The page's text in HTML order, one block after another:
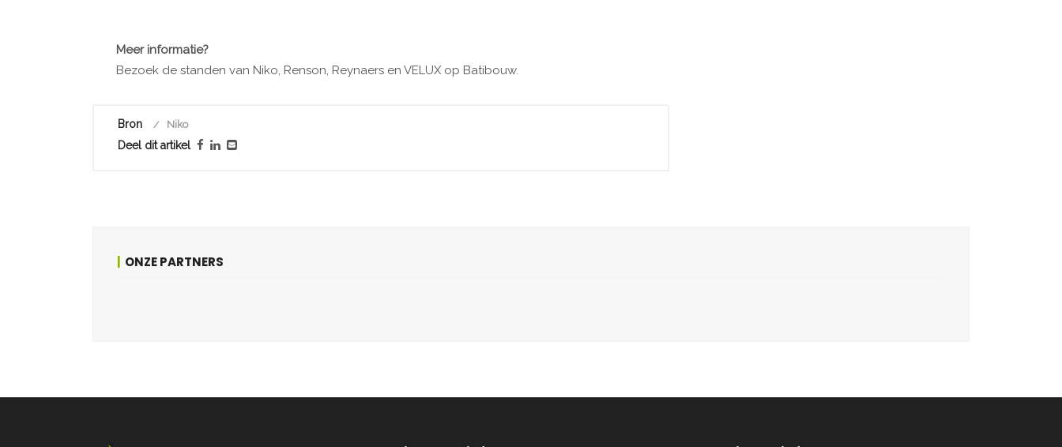
Meer informatie?
Bezoek de standen van Niko, Renson, Reynaers en VELUX op Batibouw.
Bron Niko
Deel dit artikel
ONZE PARTNERS